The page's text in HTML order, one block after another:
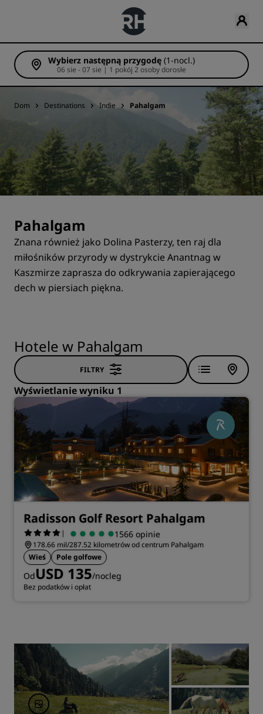
Wybierz następną przygodę (1-nocl.)
06 sie - 07 sie | 1 pokój 2 osoby dorosłe
Dom Destinations Indie Pahalgam
Pahalgam
Znana również jako Dolina Pasterzy, ten raj dla
miłośników przyrody w dystrykcie Anantnag w
Kaszmirze zaprasza do odkrywania zapierającego
dech w piersiach piękna.
Hotele w Pahalgam
FILTRY
Wyświetlanie wyniku 1
Radisson Golf Resort Pahalgam
| 1566 opinie
178.66 mil/287.52 kilometrów od centrum Pahalgam
Wieś
Pole golfowe
OdUSD 135/nocleg
Bez podatków i opłat